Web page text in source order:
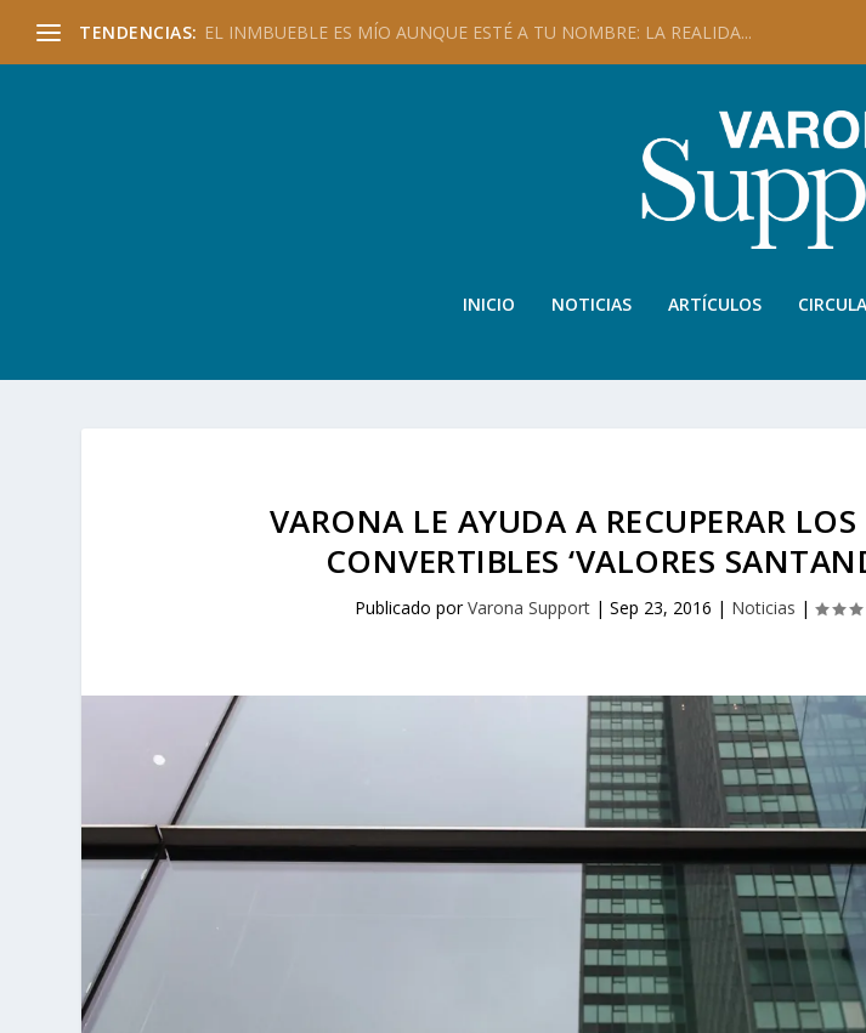
TENDENCIAS: EL INMBUEBLE ES MÍO AUNQUE ESTÉ A TU NOMBRE: LA REALIDA...
INICIO NOTICIAS ARTÍCULOS
VARONA LE AYUDA A RECUPERAR
CONVERTIBLES ‘VALORES
Publicado porVarona Support |Sep 23, 2016 | Noticias |